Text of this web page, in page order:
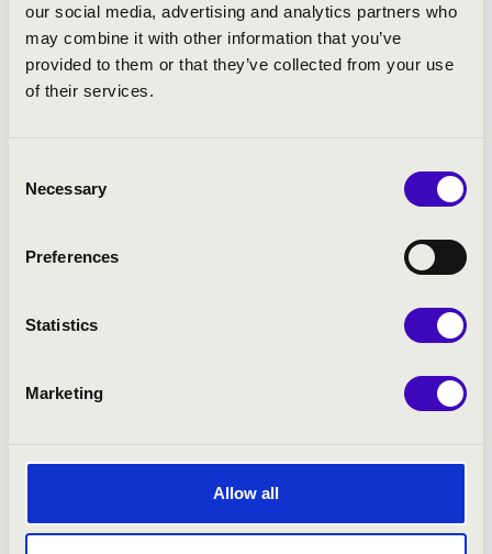
our social media, advertising and analytics partners who
may combine it with other information that you’ve
provided to them or that they’ve collected from your use
of their services.
Selection
Necessary
Preferences
Statistics
Marketing
Allow all
Noordt: Három strófa a 24. zsoltár dallamára
Duruflé: Szvit orgonára, Op. 5., III. Toccata
Alain: Három tétel fuvolára és orgonára